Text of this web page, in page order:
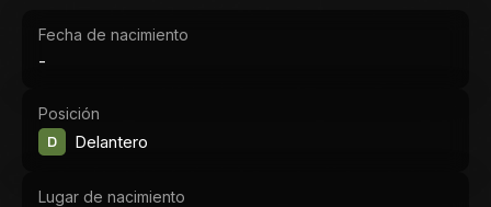
Fecha de nacimiento
-
Posición
D Delantero
Lugar de nacimiento